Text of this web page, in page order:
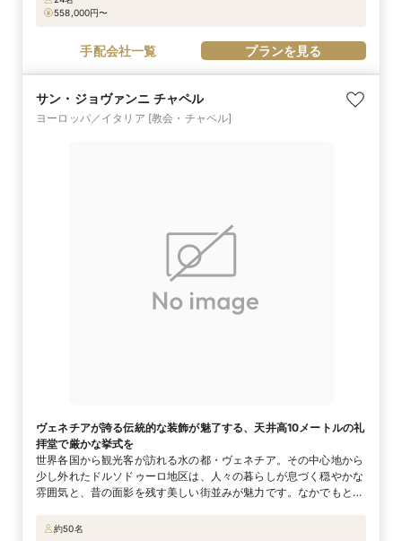
まれるはず。水上ヴィラのテラスに続くガラス扉は全面開放タイプ
ステキ。ポリネシアの伝統が融合した空間で、身も心もリフレッ
シュする時間になるはず。
558,000円〜
手配会社一覧 プランを見る
サン・ジョヴァンニ チャペル
ヨーロッパ／イタリア [教会・チャペル]
ヴェネチアが誇る伝統的な装飾が魅了する、天井高10メートルの礼
拝堂で厳かな挙式を
世界各国から観光客が訪れる水の都・ヴェネチア。その中心地から
少し外れたドルソドゥーロ地区は、人々の暮らしが息づく穏やかな
雰囲気と、昔の面影を残す美しい街並みが魅力です。なかでもとり
スタ。バロック建築の巨匠ロンゲーナにより17世紀半ばに完成した
約50名